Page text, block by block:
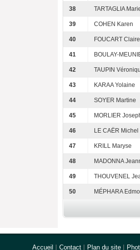
38 TARTAGLIA
39 COHEN Karen
40 FOUCART Claire
41 BOULAY-
42 TAUPIN
43 KARAA Yolaine
44 SOYER Martine
45 MORLIER
46 LE CAËR Michel
47 KRILL Maryse
48 MADONNA
49 THOUVENEL
50 MÉPHARA
Accueil Contact Plan du site